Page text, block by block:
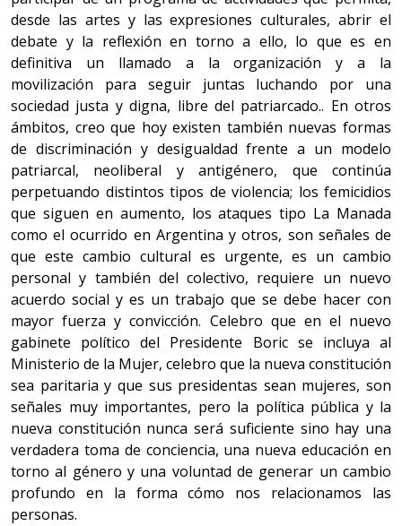
desde las artes y las expresiones culturales, abrir el
debate y la reflexión en torno a ello, lo que es en
definitiva un llamado a la organización y a la
movilización para seguir juntas luchando por una
sociedad justa y digna, libre del patriarcado.. En otros
ámbitos, creo que hoy existen también nuevas formas
de discriminación y desigualdad frente a un modelo
patriarcal, neoliberal y antigénero, que continúa
perpetuando distintos tipos de violencia; los femicidios
que siguen en aumento, los ataques tipo La Manada
como el ocurrido en Argentina y otros, son señales de
que este cambio cultural es urgente, es un cambio
personal y también del colectivo, requiere un nuevo
acuerdo social y es un trabajo que se debe hacer con
mayor fuerza y convicción. Celebro que en el nuevo
gabinete político del Presidente Boric se incluya al
Ministerio de la Mujer, celebro que la nueva constitución
sea paritaria y que sus presidentas sean mujeres, son
señales muy importantes, pero la política pública y la
nueva constitución nunca será suficiente sino hay una
verdadera toma de conciencia, una nueva educación en
torno al género y una voluntad de generar un cambio
profundo en la forma cómo nos relacionamos las
personas.